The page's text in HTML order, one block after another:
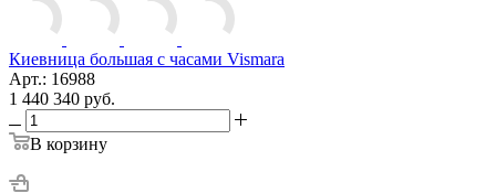
Киевница большая с часами Vismara
Арт.: 16988
1 440 340 руб.
В корзину